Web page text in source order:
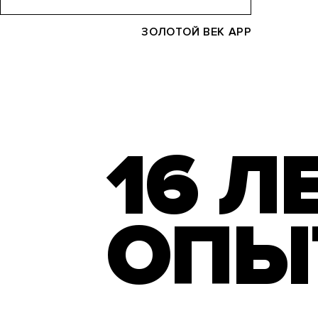
ЗОЛОТОЙ ВЕК APP
16